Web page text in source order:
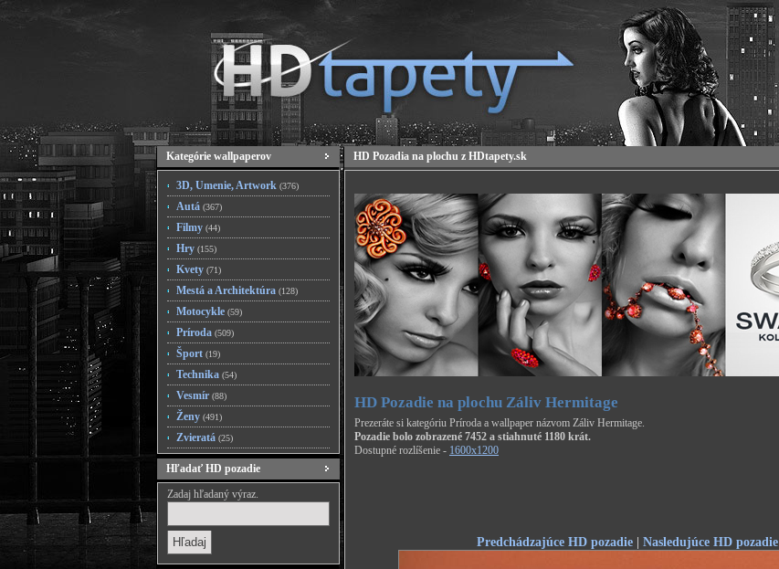
Kategórie wallpaperov
3D, Umenie, Artwork (376)
Autá (367)
Filmy (44)
Hry (155)
Kvety (71)
Mestá a Architektúra (128)
Motocykle (59)
Príroda (509)
Šport (19)
Technika (54)
Vesmír (88)
Ženy (491)
Zvieratá (25)
Hľadať HD pozadie
Zadaj hľadaný výraz.
HD Pozadia na plochu z HDtapety.sk
HD Pozadie na plochu Záliv Hermitage
Prezeráte si kategóriu Príroda a wallpaper názvom Záliv Hermitage.
Pozadie bolo zobrazené 7452 a stiahnuté 1180 krát.
Dostupné rozlíšenie - 1600x1200
Predchádzajúce HD pozadie | Nasledujúce HD pozadie